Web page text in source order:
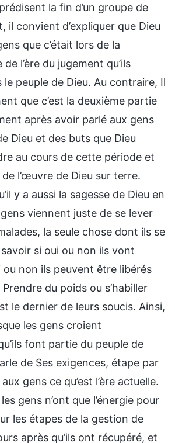
la fin d’un groupe de
il convient d’expliquer que Dieu
que c’était lors de la
l’ère du jugement qu’ils
peuple de Dieu. Au contraire, Il
que c’est la deuxième partie
après avoir parlé aux gens
Dieu et des buts que Dieu
au cours de cette période et
de l’œuvre de Dieu sur terre.
y a aussi la sagesse de Dieu en
viennent juste de se lever
la seule chose dont ils se
si oui ou non ils vont
ou non ils peuvent être libérés
du poids ou s’habiller
le dernier de leurs soucis. Ainsi,
les gens croient
font partie du peuple de
de Ses exigences, étape par
gens ce qu’est l’ère actuelle.
gens n’ont que l’énergie pour
les étapes de la gestion de
après qu’ils ont récupéré, et